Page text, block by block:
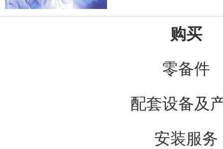
购买
零备件
配套设备及
安装服务